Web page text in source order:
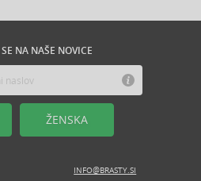
NA NAŠE NOVICE
ŽENSKA
INFO@BRASTY.SI